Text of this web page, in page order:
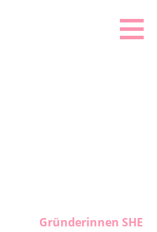
Gründerinnen SHE